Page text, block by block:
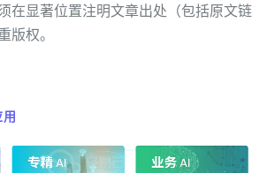
在显著位置注明文章出处（包括原文链
版权。